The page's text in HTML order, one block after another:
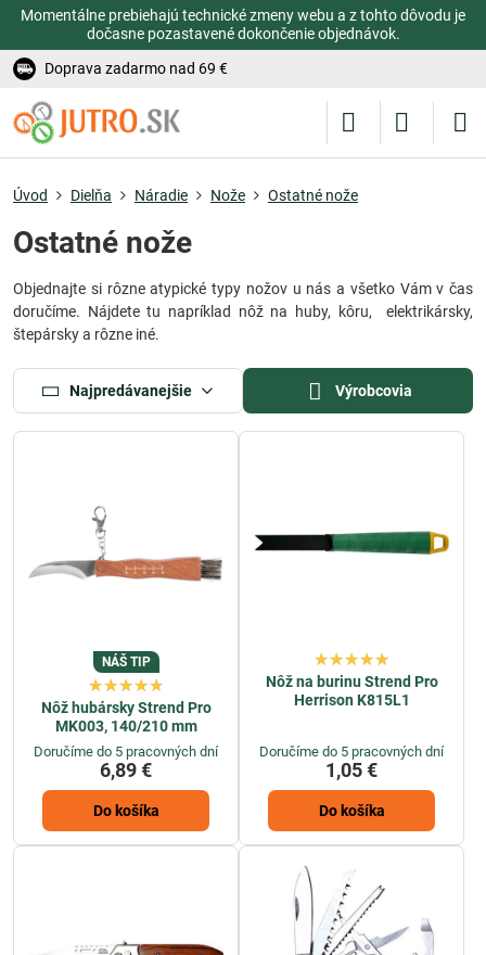
Momentálne prebiehajú technické zmeny webu a z tohto dôvodu je
dočasne pozastavené dokončenie objednávok.
Doprava zadarmo nad 69 €
Úvod Dielňa Náradie Nože Ostatné nože
Ostatné nože
Objednajte si rôzne atypické typy nožov u nás a všetko Vám v čas
doručíme. Nájdete tu napríklad nôž na huby, kôru, elektrikársky,
štepársky a rôzne iné.
Najpredávanejšie Výrobcovia
NÁŠ TIP
Nôž hubársky Strend Pro
MK003, 140/210 mm
Doručíme do 5 pracovných dní
6,89 €
Do košíka
Nôž na burinu Strend Pro
Herrison K815L1
Doručíme do 5 pracovných dní
1,05 €
Do košíka